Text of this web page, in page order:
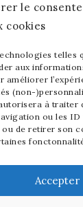
le
cookies
telles
aux
améliorer
(non-
à traiter
ou les ID
de retirer son
Accepter
et
mon site et
de mes
ans, je
formes.